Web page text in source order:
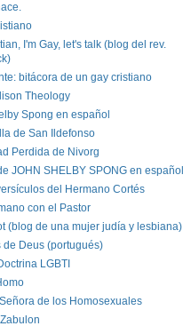
I'm Gay, let's talk (blog del rev.
bitácora de un gay cristiano
Theology
Spong en español
de San Ildefonso
Perdida de Nivorg
JOHN SHELBY SPONG en español
del Hermano Cortés
con el Pastor
(blog de una mujer judía y lesbiana)
de Deus (portugués)
LGBTI
de los Homosexuales